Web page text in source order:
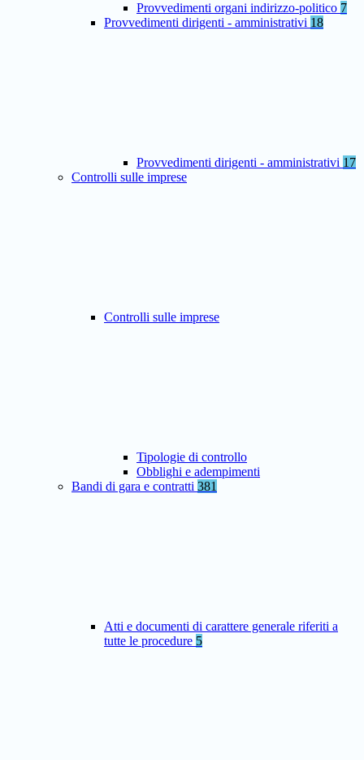
Provvedimenti organi indirizzo-politico 7
Provvedimenti dirigenti - amministrativi 18
Provvedimenti dirigenti - amministrativi 17
Controlli sulle imprese
Controlli sulle imprese
Tipologie di controllo
Obblighi e adempimenti
Bandi di gara e contratti 381
Atti e documenti di carattere generale riferiti a
tutte le procedure 5